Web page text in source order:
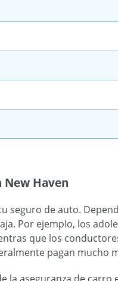
New Haven
seguro de auto.
Por ejemplo, los
que los
pagan mucho